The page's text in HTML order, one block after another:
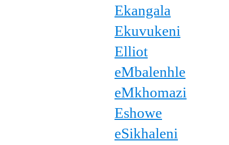
Ekangala
Ekuvukeni
Elliot
eMbalenhle
eMkhomazi
Eshowe
eSikhaleni